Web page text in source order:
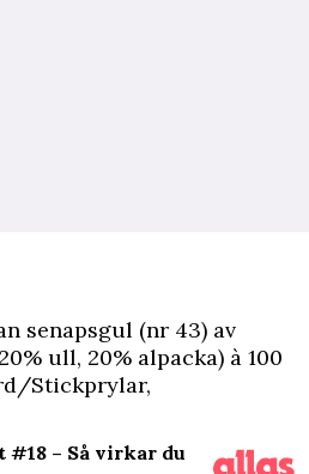
senapsgul (nr 43) av
ull, 20% alpacka) à 100
Stickprylar,
#18 – Så virkar du